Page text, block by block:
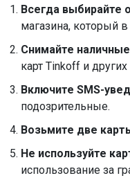
Всегда выбирайте
магазина, который
Снимайте
карт Tinkoff и других
Включите SMS-
подозрительные.
Возьмите две
Не используйте
использование за